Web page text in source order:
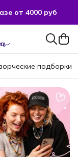
от 4000 руб
от 4000 руб
подборки